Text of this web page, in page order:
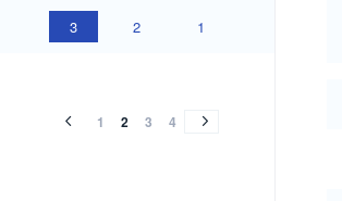
3 2 1
1 2 3 4